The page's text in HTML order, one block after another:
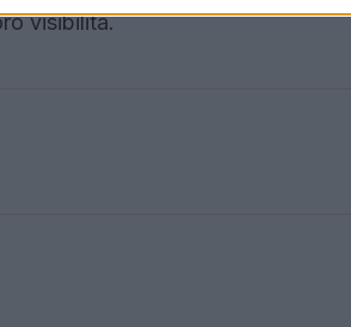
visibilità.